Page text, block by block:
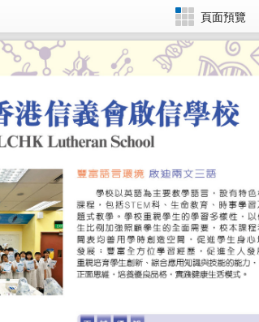
頁面預覽